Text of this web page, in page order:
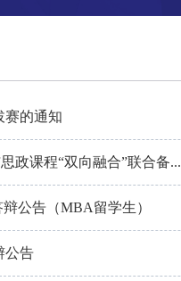
赛的通知
政课程“双向融合”联合备...
公告（MBA留学生）
公告